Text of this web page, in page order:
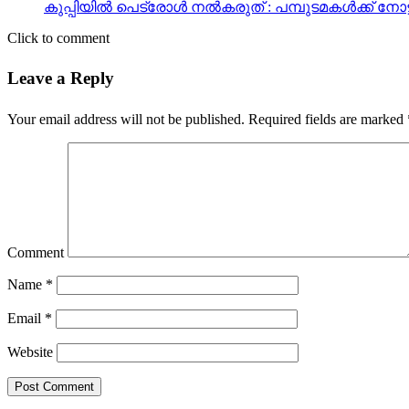
കുപ്പിയില്‍ പെട്രോള്‍ നല്‍കരുത് : പമ്പുടമകള്‍ക്ക്
Click to comment
Leave a Reply
Your email address will not be published. Required fields are marked
Comment
Name *
Email *
Website